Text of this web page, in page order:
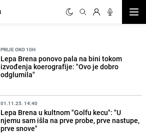
PRIJE OKO 10H
Lepa Brena ponovo pala na bini tokom
izvođenja koerografije: "Ovo je dobro
odglumila"
01.11.25. 14:40
Lepa Brena u kultnom "Golfu kecu": "U
njemu sam išla na prve probe, prve nastupe,
prve snove"